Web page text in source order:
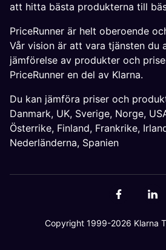
att hitta bästa produkterna till
PriceRunner är helt oberoende
Vår vision är att vara tjänsten du
jämförelse av produkter och
PriceRunner en del av Klarna.
Du kan jämföra priser och
Danmark, UK, Sverige, Norge,
Österrike, Finland, Frankrike,
Nederländerna, Spanien
Copyright 1999-2026 Klarna